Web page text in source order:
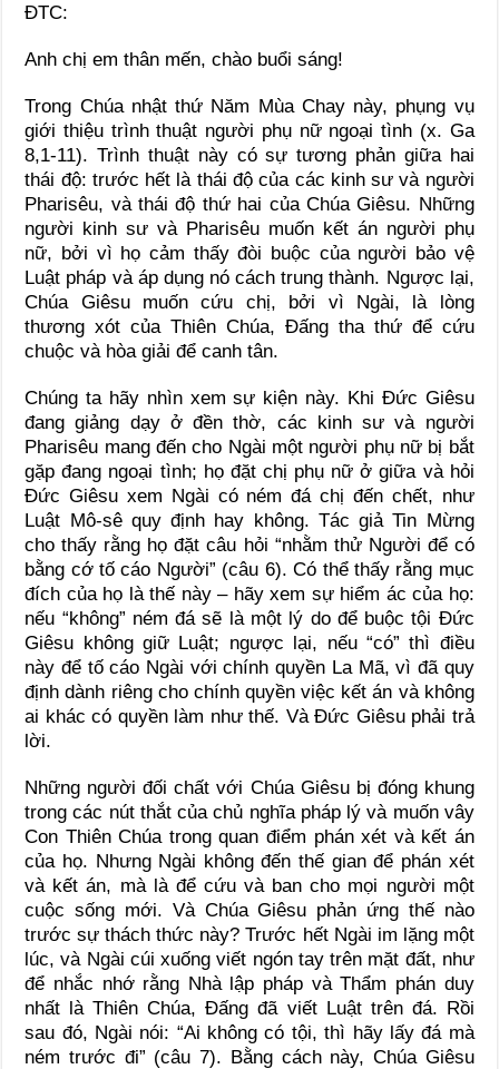
ĐTC:
Anh chị em thân mến, chào buổi sáng!
Trong Chúa nhật thứ Năm Mùa Chay này, phụng vụ
giới thiệu trình thuật người phụ nữ ngoại tình (x. Ga
8,1-11). Trình thuật này có sự tương phản giữa hai
thái độ: trước hết là thái độ của các kinh sư và người
Pharisêu, và thái độ thứ hai của Chúa Giêsu. Những
người kinh sư và Pharisêu muốn kết án người phụ
nữ, bởi vì họ cảm thấy đòi buộc của người bảo vệ
Luật pháp và áp dụng nó cách trung thành. Ngược lại,
Chúa Giêsu muốn cứu chị, bởi vì Ngài, là lòng
thương xót của Thiên Chúa, Đấng tha thứ để cứu
chuộc và hòa giải để canh tân.
Chúng ta hãy nhìn xem sự kiện này. Khi Đức Giêsu
đang giảng dạy ở đền thờ, các kinh sư và người
Pharisêu mang đến cho Ngài một người phụ nữ bị bắt
gặp đang ngoại tình; họ đặt chị phụ nữ ở giữa và hỏi
Đức Giêsu xem Ngài có ném đá chị đến chết, như
Luật Mô-sê quy định hay không. Tác giả Tin Mừng
cho thấy rằng họ đặt câu hỏi “nhằm thử Người để có
bằng cớ tố cáo Người” (câu 6). Có thể thấy rằng mục
đích của họ là thế này – hãy xem sự hiểm ác của họ:
nếu “không” ném đá sẽ là một lý do để buộc tội Đức
Giêsu không giữ Luật; ngược lại, nếu “có” thì điều
này để tố cáo Ngài với chính quyền La Mã, vì đã quy
định dành riêng cho chính quyền việc kết án và không
ai khác có quyền làm như thế. Và Đức Giêsu phải trả
lời.
Những người đối chất với Chúa Giêsu bị đóng khung
trong các nút thắt của chủ nghĩa pháp lý và muốn vây
Con Thiên Chúa trong quan điểm phán xét và kết án
của họ. Nhưng Ngài không đến thế gian để phán xét
và kết án, mà là để cứu và ban cho mọi người một
cuộc sống mới. Và Chúa Giêsu phản ứng thế nào
trước sự thách thức này? Trước hết Ngài im lặng một
lúc, và Ngài cúi xuống viết ngón tay trên mặt đất, như
để nhắc nhớ rằng Nhà lập pháp và Thẩm phán duy
nhất là Thiên Chúa, Đấng đã viết Luật trên đá. Rồi
sau đó, Ngài nói: “Ai không có tội, thì hãy lấy đá mà
ném trước đi” (câu 7). Bằng cách này, Chúa Giêsu